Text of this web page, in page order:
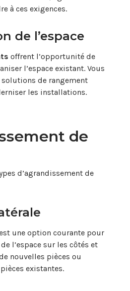
à ces exigences.
de l’espace
offrent l’opportunité de
l’espace existant. Vous
de rangement
les installations.
de
d’agrandissement de
une option courante pour
l’espace sur les côtés et
nouvelles pièces ou
existantes.